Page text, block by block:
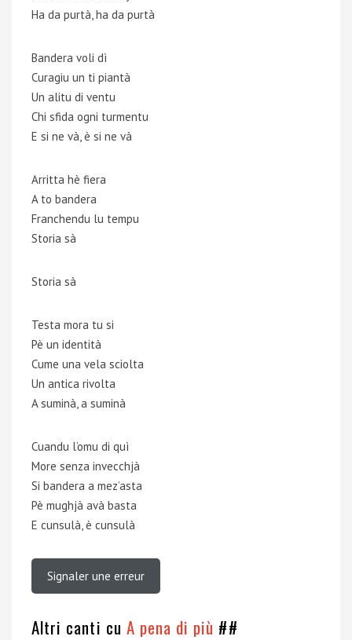
Ha da purtà, ha da purtà
Bandera voli dì
Curagiu un ti piantà
Un alitu di ventu
Chi sfida ogni turmentu
E si ne và, è si ne và
Arritta hè fiera
A to bandera
Franchendu lu tempu
Storia sà
Storia sà
Testa mora tu si
Pè un identità
Cume una vela sciolta
Un antica rivolta
A suminà, a suminà
Cuandu l’omu di quì
More senza invecchjà
Si bandera a mez’asta
Pè mughjà avà basta
E cunsulà, è cunsulà
Signaler une erreur
Altri canti cu A pena di più ##